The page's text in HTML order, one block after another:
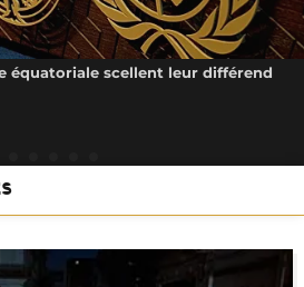
équatoriale scellent leur différend